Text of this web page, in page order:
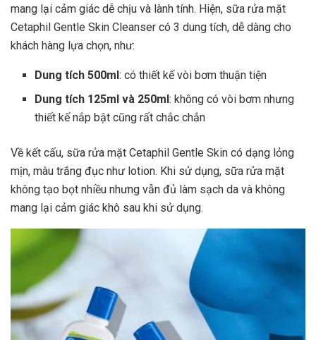
mang lại cảm giác dễ chịu và lành tính. Hiện, sữa rửa mặt
Cetaphil Gentle Skin Cleanser có 3 dung tích, dễ dàng cho
khách hàng lựa chọn, như:
Dung tích 500ml: có thiết kế vòi bơm thuận tiện
Dung tích 125ml và 250ml: không có vòi bơm nhưng
thiết kế nắp bật cũng rất chắc chắn
Về kết cấu, sữa rửa mặt Cetaphil Gentle Skin có dạng lỏng
mịn, màu trắng đục như lotion. Khi sử dụng, sữa rửa mặt
không tạo bọt nhiều nhưng vẫn đủ làm sạch da và không
mang lại cảm giác khô sau khi sử dụng.